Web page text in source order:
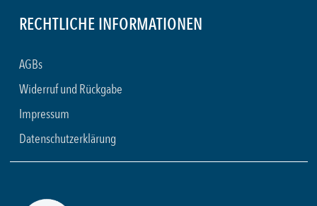
RECHTLICHE INFORMATIONEN
AGBs
Widerruf und Rückgabe
Impressum
Datenschutzerklärung